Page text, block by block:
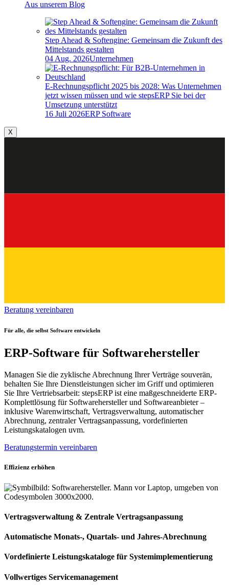
Aus unserem Blog
Step Ahead & Softengine: Gemeinsam die Zukunft des
Mittelstands gestalten
04 Aug. 2026Unternehmen
E-Rechnungspflicht 2025 bis 2028: Was Unternehmen
jetzt wissen müssen und wie stepsERP Sie bei der
Umsetzung unterstützt
16 Juli 2026ERP Software
X
Beratung vereinbaren
Für alle, die selbst Software entwickeln
ERP-Software für Softwarehersteller
Managen Sie die zyklische Abrechnung Ihrer Verträge souverän,
behalten Sie Ihre Dienstleistungen sicher im Griff und optimieren
Sie Ihre Vertriebsarbeit: stepsERP ist eine maßgeschneiderte ERP-
Komplettlösung für Softwarehersteller und Softwareanbieter –
inklusive Warenwirtschaft, Vertragsverwaltung, automatischer
Abrechnung, zentraler Vertragsanpassung, vordefinierten
Leistungskatalogen uvm.
Beratungstermin vereinbaren
Effizienz erhöhen
Vertragsverwaltung & Zentrale Vertragsanpassung
Automatische Monats-, Quartals- und Jahres-Abrechnung
Vordefinierte Leistungskataloge für Systemimplementierung
Vollwertiges Servicemanagement